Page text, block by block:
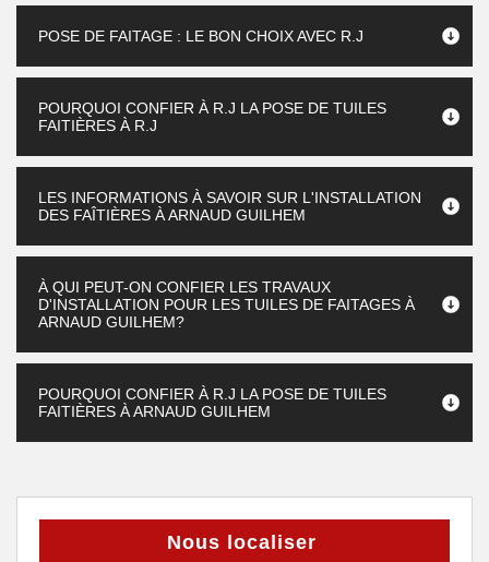
POSE DE FAITAGE : LE BON CHOIX AVEC R.J
POURQUOI CONFIER À R.J LA POSE DE TUILES
FAITIÈRES À R.J
LES INFORMATIONS À SAVOIR SUR L'INSTALLATION
DES FAÎTIÈRES À ARNAUD GUILHEM
À QUI PEUT-ON CONFIER LES TRAVAUX
D'INSTALLATION POUR LES TUILES DE FAITAGES À
ARNAUD GUILHEM?
POURQUOI CONFIER À R.J LA POSE DE TUILES
FAITIÈRES À ARNAUD GUILHEM
Nous localiser